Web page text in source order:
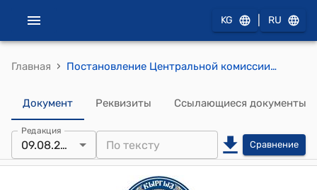
KG RU
Главная › Постановление Центральной комиссии по выборам и проведению референдумов КР от 9 августа 2010 года № 143 "Об утверждении форм и образцов избирательных документов по выборам депутатов Жогорку Кенеша Кыргызской Республики"
Документ Реквизиты Ссылающиеся документы
Редакция
09.08.2010 Сравнение